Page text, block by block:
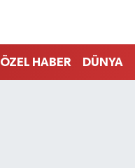
ÖZEL HABER DÜNYA